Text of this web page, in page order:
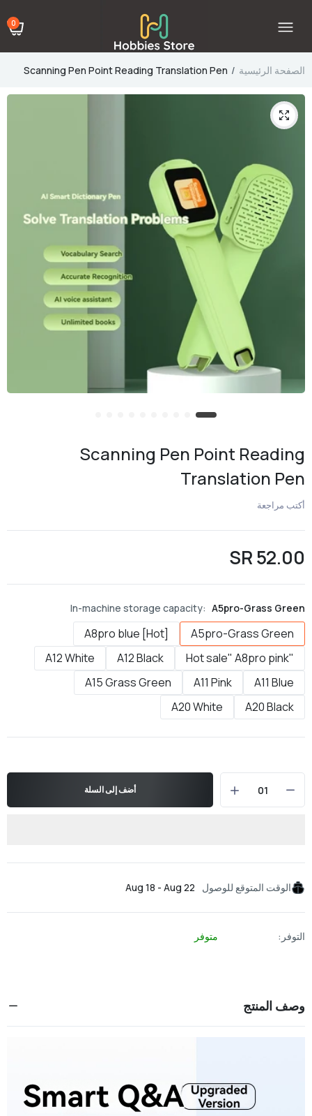
0
الصفحة الرئيسية Scanning Pen Point Reading Translation Pen
Scanning Pen Point Reading
Translation Pen
أكتب مراجعة
52.00 SR
In-machine storage capacity: A5pro-Grass Green
A5pro-Grass Green
[Hot] A8pro blue
"Hot sale" A8pro pink
A12 Black
A12 White
A11 Blue
A11 Pink
A15 Grass Green
A20 Black
A20 White
أضف إلى السلة
الوقت المتوقع للوصول Aug 18 - Aug 22
التوفر: متوفر
وصف المنتج